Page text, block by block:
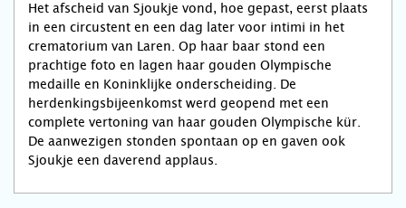
Het afscheid van Sjoukje vond, hoe gepast, eerst plaats
in een circustent en een dag later voor intimi in het
crematorium van Laren. Op haar baar stond een
prachtige foto en lagen haar gouden Olympische
medaille en Koninklijke onderscheiding. De
herdenkingsbijeenkomst werd geopend met een
complete vertoning van haar gouden Olympische kür.
De aanwezigen stonden spontaan op en gaven ook
Sjoukje een daverend applaus.